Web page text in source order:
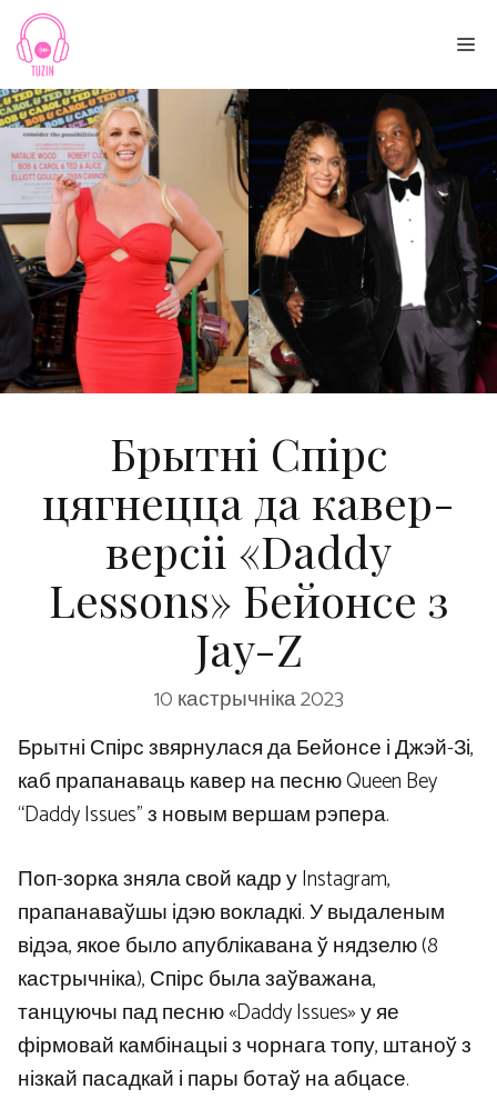
Skip
content
Брытні Спірс
цягнецца да кавер-
версіі «Daddy
Lessons» Бейонсе з
Jay-Z
10 кастрычніка 2023
Брытні Спірс звярнулася да Бейонсе і Джэй-Зі,
каб прапанаваць кавер на песню Queen Bey
“Daddy Issues” з новым вершам рэпера.
Поп-зорка зняла свой кадр у Instagram,
прапанаваўшы ідэю вокладкі. У выдаленым
відэа, якое было апублікавана ў нядзелю (8
кастрычніка), Спірс была заўважана,
танцуючы пад песню «Daddy Issues» у яе
фірмовай камбінацыі з чорнага топу, штаноў з
нізкай пасадкай і пары ботаў на абцасе.